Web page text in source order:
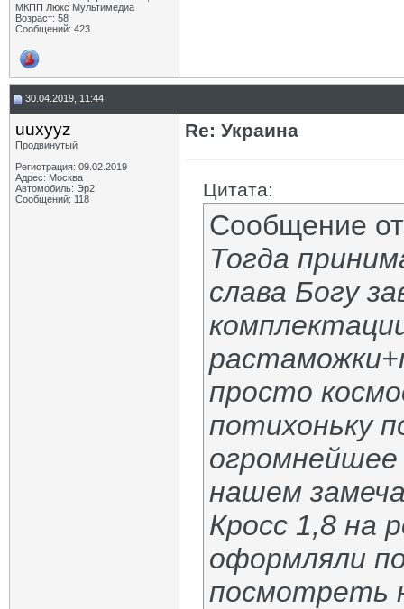
МКПП Люкс Мультимедиа
Возраст: 58
Сообщений: 423
30.04.2019, 11:44
uuxyyz
Продвинутый
Регистрация: 09.02.2019
Адрес: Москва
Автомобиль: Эр2
Сообщений: 118
Re: Украина
Цитата:
Сообщение
Тогда
слава Богу
просто
потихоньку
нашем
Кросс 1,8 на
оформляли
посмотреть